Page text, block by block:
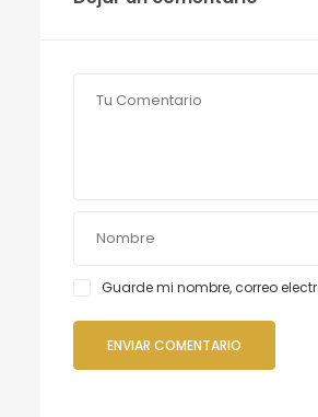
Guarde mi nombre, correo